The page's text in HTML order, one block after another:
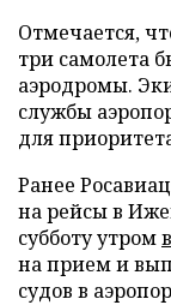
Отмечается,
три самолета
аэродромы.
службы
для
Ранее
на рейсы в
субботу утром
на прием и
судов в